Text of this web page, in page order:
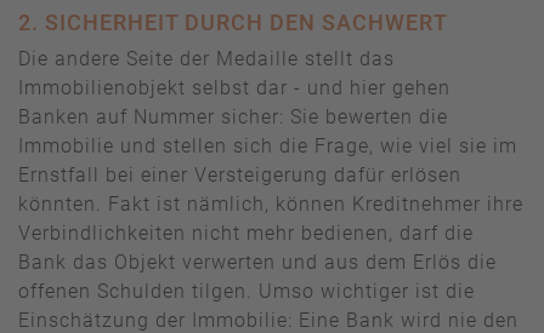
2. SICHERHEIT DURCH DEN SACHWERT
Die andere Seite der Medaille stellt das
Immobilienobjekt selbst dar - und hier gehen
Banken auf Nummer sicher: Sie bewerten die
Immobilie und stellen sich die Frage, wie viel sie im
Ernstfall bei einer Versteigerung dafür erlösen
könnten. Fakt ist nämlich, können Kreditnehmer ihre
Verbindlichkeiten nicht mehr bedienen, darf die
Bank das Objekt verwerten und aus dem Erlös die
offenen Schulden tilgen. Umso wichtiger ist die
Einschätzung der Immobilie: Eine Bank wird nie den